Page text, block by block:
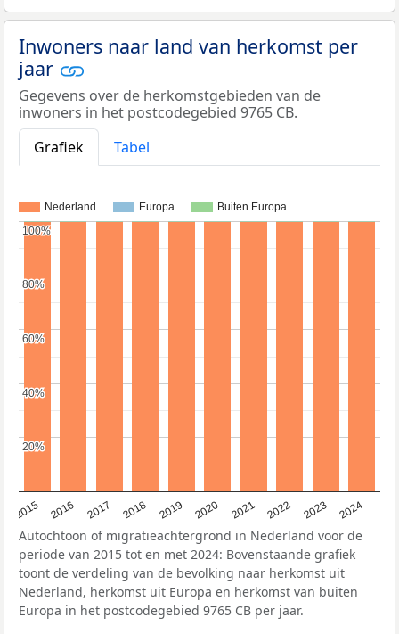
Inwoners naar land van herkomst per
jaar
Gegevens over de herkomstgebieden van de
inwoners in het postcodegebied 9765 CB.
Grafiek
Tabel
Nederland Europa Buiten Europa
2015 2016 2017 2018 2019 2020 2021 2022 2023 2024
20%
20%
40%
40%
60%
60%
80%
80%
100%
100%
Autochtoon of migratieachtergrond in Nederland voor de
periode van 2015 tot en met 2024: Bovenstaande grafiek
toont de verdeling van de bevolking naar herkomst uit
Nederland, herkomst uit Europa en herkomst van buiten
Europa in het postcodegebied 9765 CB per jaar.